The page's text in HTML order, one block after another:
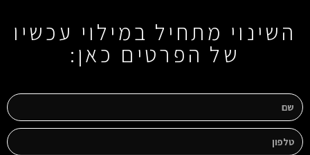
השינוי מתחיל במילוי עכשיו
של הפרטים כאן: